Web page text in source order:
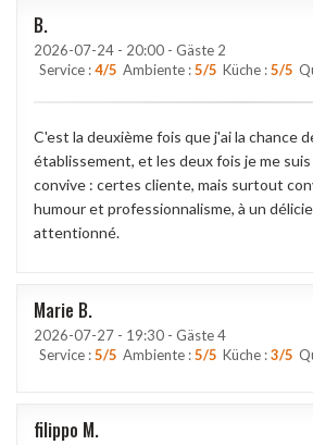
B
2026-07-24 - 20:00 - Gäste 2
Service :4/5 Ambiente :5/5 Küche :5/5
C'est la deuxième fois que j'ai la chance
établissement, et les deux fois je me
convive : certes cliente, mais surtout
humour et professionnalisme, à un
attentionné.
Marie B
2026-07-27 - 19:30 - Gäste 4
Service :5/5 Ambiente :5/5 Küche :3/5
filippo M